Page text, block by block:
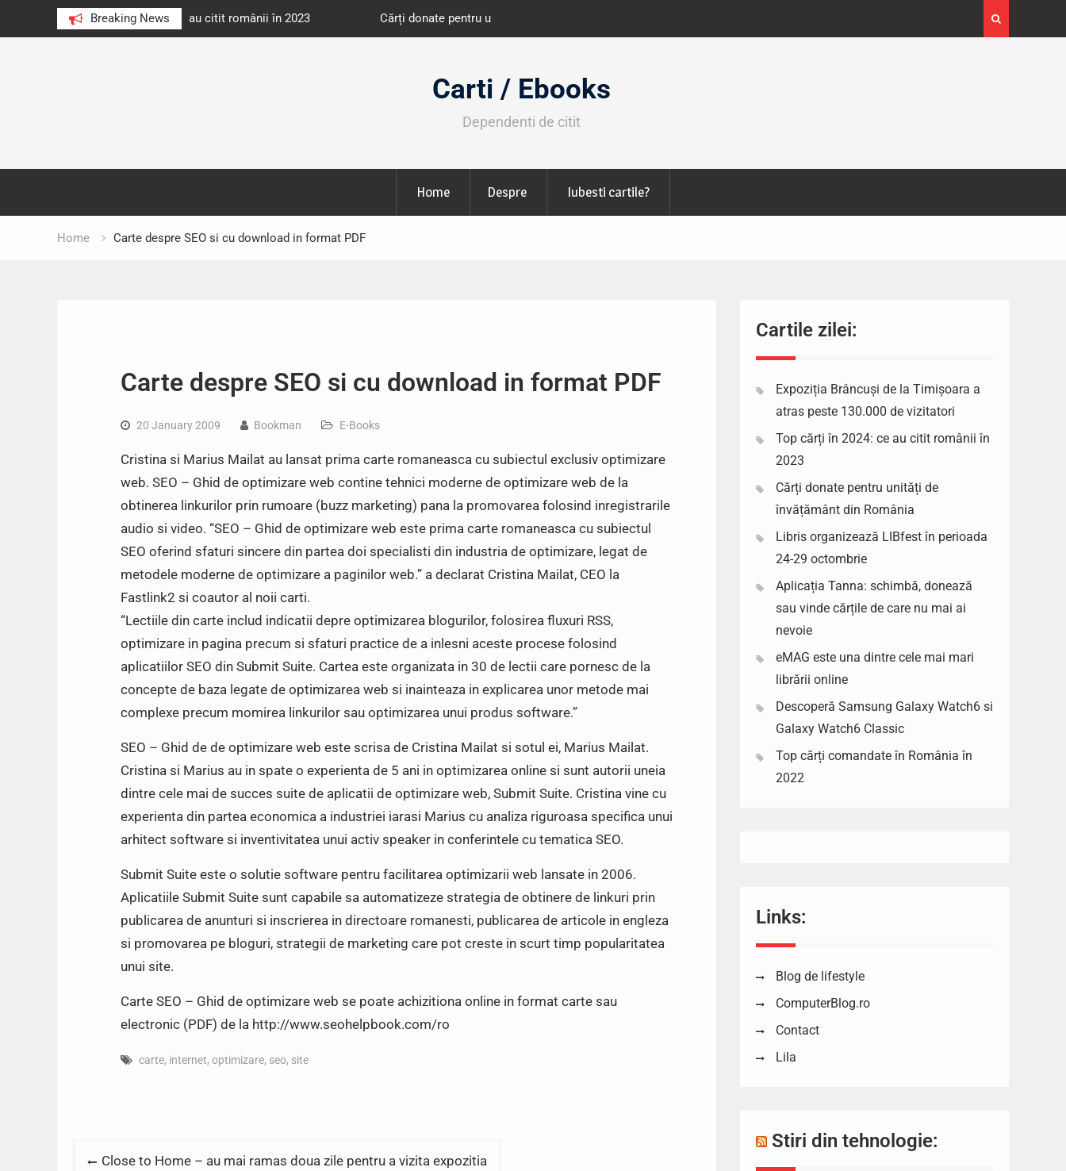
Breaking News
au citit românii în 2023 Cărți donate pentru unități de învățământ din România
octombrie
Expoziția Brâncuși de la Timișoara a atras peste
130.000 de vizitatori
Carti / Ebooks
Dependenti de citit
Home Despre Iubesti cartile?
Home Carte despre SEO si cu download in format PDF
Carte despre SEO si cu download in format PDF
20 January 2009 Bookman E-Books
Cristina si Marius Mailat au lansat prima carte romaneasca cu subiectul exclusiv optimizare
web. SEO – Ghid de optimizare web contine tehnici moderne de optimizare web de la
obtinerea linkurilor prin rumoare (buzz marketing) pana la promovarea folosind inregistrarile
audio si video. “SEO – Ghid de optimizare web este prima carte romaneasca cu subiectul
SEO oferind sfaturi sincere din partea doi specialisti din industria de optimizare, legat de
metodele moderne de optimizare a paginilor web.” a declarat Cristina Mailat, CEO la
Fastlink2 si coautor al noii carti.
“Lectiile din carte includ indicatii depre optimizarea blogurilor, folosirea fluxuri RSS,
optimizare in pagina precum si sfaturi practice de a inlesni aceste procese folosind
aplicatiilor SEO din Submit Suite. Cartea este organizata in 30 de lectii care pornesc de la
concepte de baza legate de optimizarea web si inainteaza in explicarea unor metode mai
complexe precum momirea linkurilor sau optimizarea unui produs software.”
SEO – Ghid de de optimizare web este scrisa de Cristina Mailat si sotul ei, Marius Mailat.
Cristina si Marius au in spate o experienta de 5 ani in optimizarea online si sunt autorii uneia
dintre cele mai de succes suite de aplicatii de optimizare web, Submit Suite. Cristina vine cu
experienta din partea economica a industriei iarasi Marius cu analiza riguroasa specifica unui
arhitect software si inventivitatea unui activ speaker in conferintele cu tematica SEO.
Submit Suite este o solutie software pentru facilitarea optimizarii web lansate in 2006.
Aplicatiile Submit Suite sunt capabile sa automatizeze strategia de obtinere de linkuri prin
publicarea de anunturi si inscrierea in directoare romanesti, publicarea de articole in engleza
si promovarea pe bloguri, strategii de marketing care pot creste in scurt timp popularitatea
unui site.
Carte SEO – Ghid de optimizare web se poate achizitiona online in format carte sau
electronic (PDF) de la http://www.seohelpbook.com/ro
carte, internet, optimizare, seo, site
PostClose to Home – au mai ramas doua zile pentru a vizita expozitia
Cartile zilei:
Expoziția Brâncuși de la Timișoara a
atras peste 130.000 de vizitatori
Top cărți în 2024: ce au citit românii în
2023
Cărți donate pentru unități de
învățământ din România
Libris organizează LIBfest în perioada
24-29 octombrie
Aplicația Tanna: schimbă, donează
sau vinde cărțile de care nu mai ai
nevoie
eMAG este una dintre cele mai mari
librării online
Descoperă Samsung Galaxy Watch6 si
Galaxy Watch6 Classic
Top cărți comandate în România în
2022
Links:
Blog de lifestyle
ComputerBlog.ro
Contact
Lila
Stiri din tehnologie: